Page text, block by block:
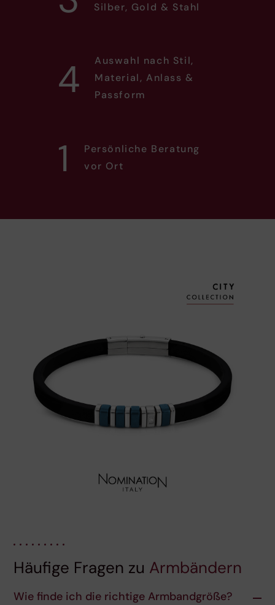
Silber, Gold & Stahl
4
Auswahl nach Stil,
Material, Anlass &
Passform
1
Persönliche Beratung
vor Ort
Häufige Fragen zu Armbändern
Wie finde ich die richtige Armbandgröße?